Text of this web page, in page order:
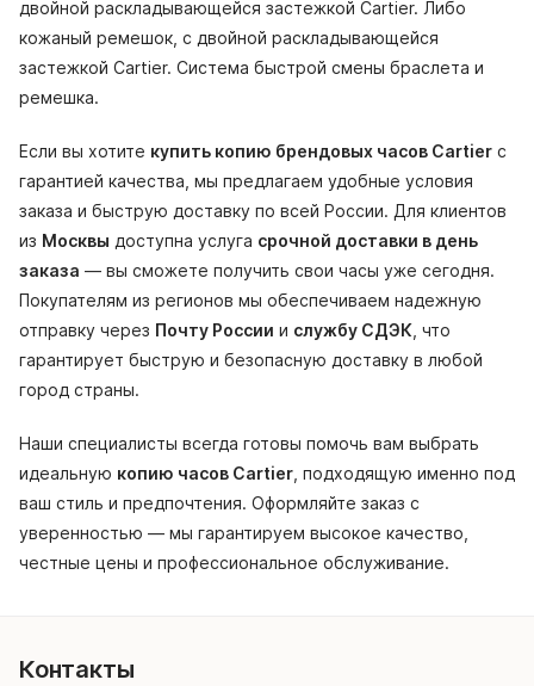
двойной раскладывающейся застежкой Cartier. Либо
кожаный ремешок, с двойной раскладывающейся
застежкой Cartier. Система быстрой смены браслета и
ремешка.
Если вы хотите купить копию брендовых часов Cartier с
гарантией качества, мы предлагаем удобные условия
заказа и быструю доставку по всей России. Для клиентов
из Москвы доступна услуга срочной доставки в день
заказа — вы сможете получить свои часы уже сегодня.
Покупателям из регионов мы обеспечиваем надежную
отправку через Почту России и службу СДЭК , что
гарантирует быструю и безопасную доставку в любой
город страны.
Наши специалисты всегда готовы помочь вам выбрать
идеальную копию часов Cartier , подходящую именно под
ваш стиль и предпочтения. Оформляйте заказ с
уверенностью — мы гарантируем высокое качество,
честные цены и профессиональное обслуживание.
Контакты